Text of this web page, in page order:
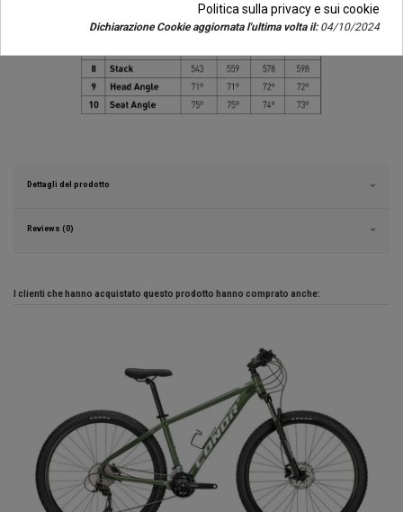
Dettagli del prodotto
Reviews (0)
I clienti che hanno acquistato questo prodotto hanno comprato anche:
Politica sulla privacy e sui cookie
Dichiarazione Cookie aggiornata l'ultima volta il:04/10/2024